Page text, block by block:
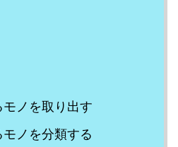
ノを取り出す
ノを分類する